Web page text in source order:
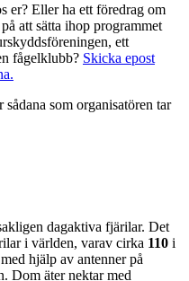
er? Eller ha ett föredrag om
att sätta ihop programmet
ett
fågelklubb? Skicka epost
sådana som organisatören tar
dagaktiva fjärilar. Det
i världen, varav cirka 110 i
hjälp av antenner på
Dom äter nektar med